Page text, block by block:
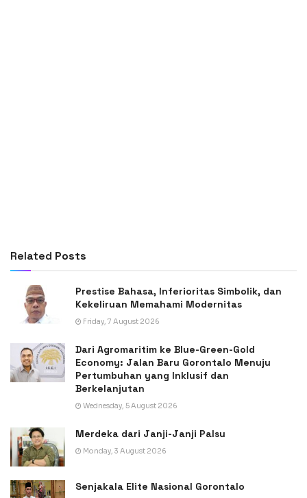
Related Posts
Prestise Bahasa, Inferioritas Simbolik, dan
Kekeliruan Memahami Modernitas
Friday, 7 August 2026
Dari Agromaritim ke Blue-Green-Gold
Economy: Jalan Baru Gorontalo Menuju
Pertumbuhan yang Inklusif dan
Berkelanjutan
Wednesday, 5 August 2026
Merdeka dari Janji-Janji Palsu
Monday, 3 August 2026
Senjakala Elite Nasional Gorontalo